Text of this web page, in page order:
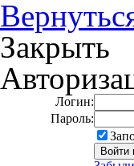
Закрыть
Логин:
Пароль: